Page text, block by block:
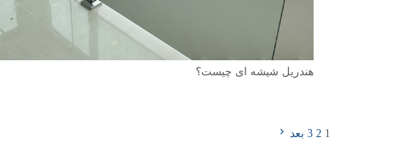
هندریل شیشه ای چیست؟
1
2
3 بعد